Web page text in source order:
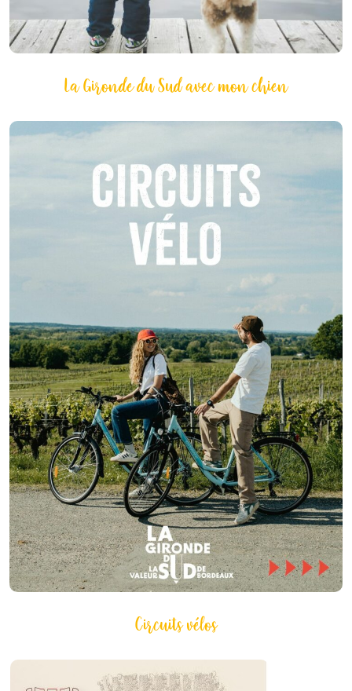
La Gironde du Sud avec mon chien
Circuits vélos